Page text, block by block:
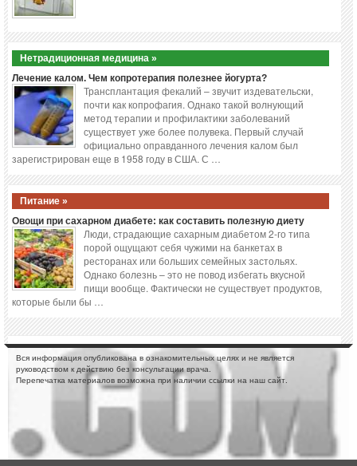
Нетрадиционная медицина »
Лечение калом. Чем копротерапия полезнее йогурта?
Трансплантация фекалий – звучит издевательски,
почти как копрофагия. Однако такой волнующий
метод терапии и профилактики заболеваний
существует уже более полувека. Первый случай
официально оправданного лечения калом был
зарегистрирован еще в 1958 году в США. С …
Питание »
Овощи при сахарном диабете: как составить полезную диету
Люди, страдающие сахарным диабетом 2-го типа
порой ощущают себя чужими на банкетах в
ресторанах или больших семейных застольях.
Однако болезнь – это не повод избегать вкусной
пищи вообще. Фактически не существует продуктов,
которые были бы …
Вся информация опубликована в ознакомительных целях и не является
руководством к действию без консультации врача.
Перепечатка материалов возможна при наличии ссылки на наш сайт.